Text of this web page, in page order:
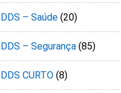
DDS – Saúde (20)
DDS – Segurança (85)
DDS CURTO (8)